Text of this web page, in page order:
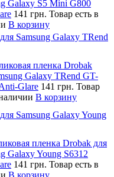
Galaxy S5 Mini G800
141 грн. Товар есть в
В корзину
Samsung Galaxy TRend
пленка Drobak
Galaxy TRend GT-
Glare 141 грн. Товар
В корзину
Samsung Galaxy Young
пленка Drobak для
Galaxy Young S6312
141 грн. Товар есть в
В корзину